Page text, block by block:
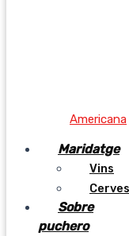
Americana
Maridatge
Vins
Sobre
puchero